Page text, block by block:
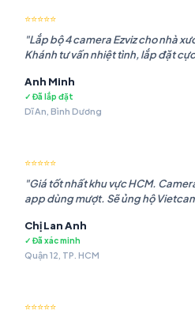
⭐⭐⭐⭐⭐
"Lắp bộ 4 camera Ezviz cho nhà
Khánh tư vấn nhiệt tình, lắp đặt
Anh Minh
✓ Đã lắp đặt
Dĩ An, Bình Dương
⭐⭐⭐⭐⭐
"Giá tốt nhất khu vực HCM.
app dùng mượt. Sẽ ủng hộ
Chị Lan Anh
✓ Đã xác minh
Quận 12, TP. HCM
⭐⭐⭐⭐⭐